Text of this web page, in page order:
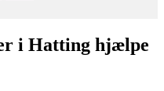
i Hatting hjælpe